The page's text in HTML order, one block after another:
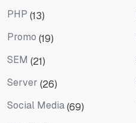
PHP (13)
Promo (19)
SEM (21)
Server (26)
Social Media(69)